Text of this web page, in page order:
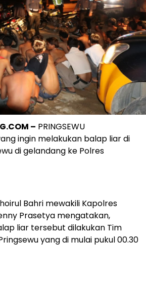
– PRINGSEWU
ingin melakukan balap liar di
di gelandang ke Polres
Bahri mewakili Kapolres
Prasetya mengatakan,
liar tersebut dilakukan Tim
yang di mulai pukul 00.30